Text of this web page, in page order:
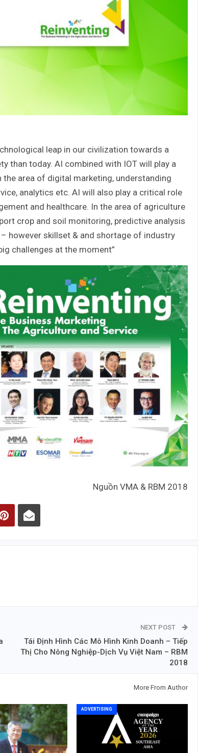
leap in our civilization towards a
than today. AI combined with IOT will play a
area of digital marketing, understanding
analytics etc. AI will also play a critical role
and healthcare. In the area of agriculture
crop and soil monitoring, predictive analysis
however skillset & and shortage of industry
challenges at the moment”
Nguồn VMA & RBM 2018
NEXT POST
Tái Định Hình Các Mô Hình Kinh Doanh – Tiếp
Thị Cho Nông Nghiệp-Dịch Vụ Việt Nam – RBM
2018
More From Author
ADVERTISING